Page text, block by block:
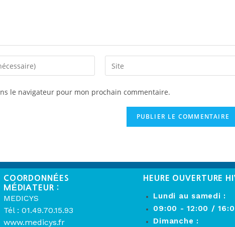
le navigateur pour mon prochain commentaire.
COORDONNÉES
MÉDIATEUR :
MEDICYS
Tél : 01.49.70.15.93
www.medicys.fr
HEURE OUVERTURE
Lundi au samedi :
09:00 - 12:00 /
Dimanche :